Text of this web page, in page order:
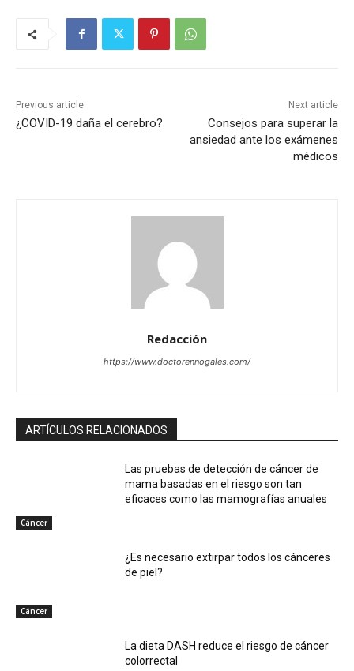
Previous article
¿COVID-19 daña el cerebro?
Next article
Consejos para superar la
ansiedad ante los exámenes
médicos
Redacción
https://www.doctorennogales.com/
ARTÍCULOS RELACIONADOS
Cáncer
Las pruebas de detección de cáncer de
mama basadas en el riesgo son tan
eficaces como las mamografías anuales
Cáncer
¿Es necesario extirpar todos los cánceres
de piel?
La dieta DASH reduce el riesgo de cáncer
colorrectal